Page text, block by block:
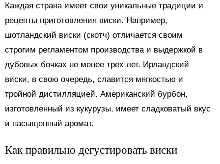
Каждая страна имеет свои уникальные традиции и
рецепты приготовления виски. Например,
шотландский виски (скотч) отличается своим
строгим регламентом производства и выдержкой в
дубовых бочках не менее трех лет. Ирландский
виски, в свою очередь, славится мягкостью и
тройной дистилляцией. Американский бурбон,
изготовленный из кукурузы, имеет сладковатый вкус
и насыщенный аромат.
Как правильно дегустировать виски